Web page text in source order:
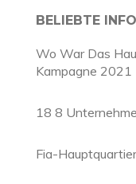
BELIEBTE
Wo War Das
Kampagne 2021
18 8
Fia-